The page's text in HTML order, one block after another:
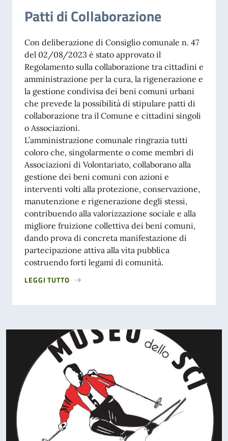
Patti di Collaborazione
Con deliberazione di Consiglio comunale n. 47
del 02/08/2023 è stato approvato il
Regolamento sulla collaborazione tra cittadini e
amministrazione per la cura, la rigenerazione e
la gestione condivisa dei beni comuni urbani
che prevede la possibilità di stipulare patti di
collaborazione tra il Comune e cittadini singoli
o Associazioni.
L’amministrazione comunale ringrazia tutti
coloro che, singolarmente o come membri di
Associazioni di Volontariato, collaborano alla
gestione dei beni comuni con azioni e
interventi volti alla protezione, conservazione,
manutenzione e rigenerazione degli stessi,
contribuendo alla valorizzazione sociale e alla
migliore fruizione collettiva dei beni comuni,
dando prova di concreta manifestazione di
partecipazione attiva alla vita pubblica
costruendo forti legami di comunità.
LEGGI TUTTO